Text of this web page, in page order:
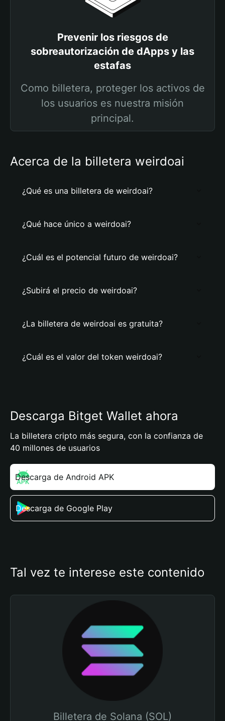
Prevenir los riesgos de
sobreautorización de dApps y las
estafas
Como billetera, proteger los activos de
los usuarios es nuestra misión
principal.
Acerca de la billetera weirdoai
¿Qué es una billetera de weirdoai?
¿Qué hace único a weirdoai?
¿Cuál es el potencial futuro de weirdoai?
¿Subirá el precio de weirdoai?
¿La billetera de weirdoai es gratuita?
¿Cuál es el valor del token weirdoai?
Descarga Bitget Wallet ahora
La billetera cripto más segura, con la confianza de
40 millones de usuarios
Descarga de Android APK
Descarga de Google Play
Tal vez te interese este contenido
Billetera de Solana (SOL)